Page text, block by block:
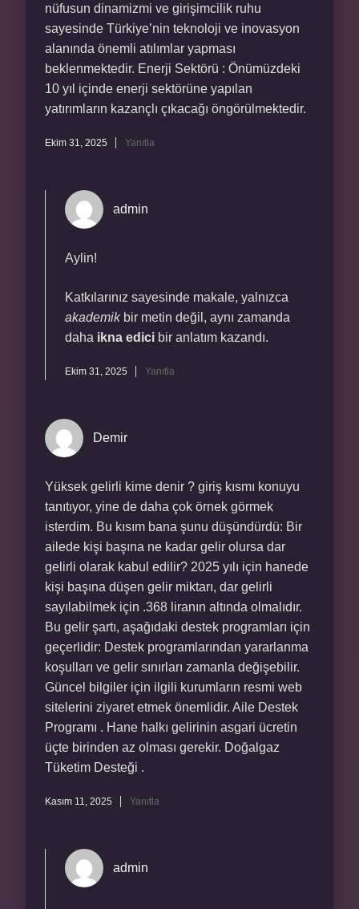
nüfusun dinamizmi ve girişimcilik ruhu
sayesinde Türkiye’nin teknoloji ve inovasyon
alanında önemli atılımlar yapması
beklenmektedir. Enerji Sektörü : Önümüzdeki
10 yıl içinde enerji sektörüne yapılan
yatırımların kazançlı çıkacağı öngörülmektedir.
Ekim 31, 2025 Yanıtla
admin
Aylin!
Katkılarınız sayesinde makale, yalnızca
akademikbir metin değil, aynı zamanda
daha ikna edici bir anlatım kazandı.
Ekim 31, 2025 Yanıtla
Demir
Yüksek gelirli kime denir ? giriş kısmı konuyu
tanıtıyor, yine de daha çok örnek görmek
isterdim. Bu kısım bana şunu düşündürdü: Bir
ailede kişi başına ne kadar gelir olursa dar
gelirli olarak kabul edilir? 2025 yılı için hanede
kişi başına düşen gelir miktarı, dar gelirli
sayılabilmek için .368 liranın altında olmalıdır.
Bu gelir şartı, aşağıdaki destek programları için
geçerlidir: Destek programlarından yararlanma
koşulları ve gelir sınırları zamanla değişebilir.
Güncel bilgiler için ilgili kurumların resmi web
sitelerini ziyaret etmek önemlidir. Aile Destek
Programı . Hane halkı gelirinin asgari ücretin
üçte birinden az olması gerekir. Doğalgaz
Tüketim Desteği .
Kasım 11, 2025 Yanıtla
admin